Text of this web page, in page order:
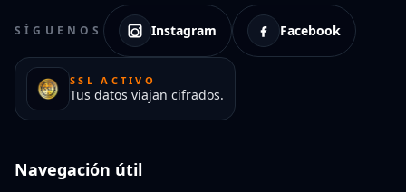
SÍGUENOS Instagram Facebook
SSL ACTIVO
Tus datos viajan cifrados.
Navegación útil